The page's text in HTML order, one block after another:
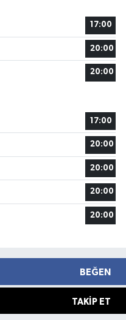
17:00
20:00
20:00
17:00
20:00
20:00
20:00
20:00
BEĞEN
TAKIP ET